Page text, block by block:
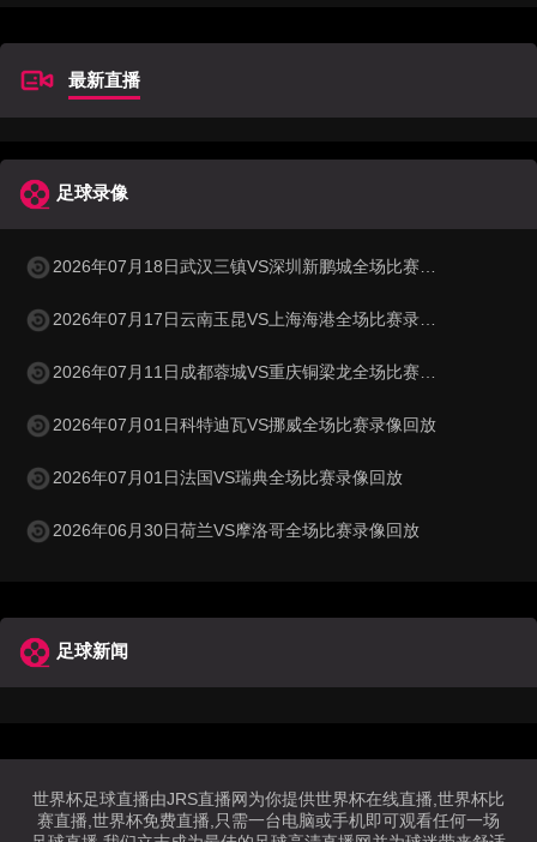
最新直播
足球录像
2026年07月18日武汉三镇VS深圳新鹏城全场比赛录像回放
2026年07月17日云南玉昆VS上海海港全场比赛录像回放
2026年07月11日成都蓉城VS重庆铜梁龙全场比赛录像回放
2026年07月01日科特迪瓦VS挪威全场比赛录像回放
2026年07月01日法国VS瑞典全场比赛录像回放
2026年06月30日荷兰VS摩洛哥全场比赛录像回放
足球新闻
世界杯足球直播由JRS直播网为你提供世界杯在线直播,世界杯比
赛直播,世界杯免费直播,只需一台电脑或手机即可观看任何一场